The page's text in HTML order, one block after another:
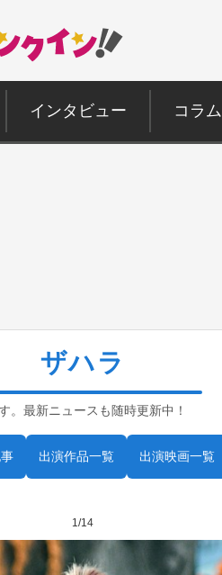
インタビュー コラム
ザハラ
。最新ニュースも随時更新中！
出演作品一覧 出演映画一覧
1/14